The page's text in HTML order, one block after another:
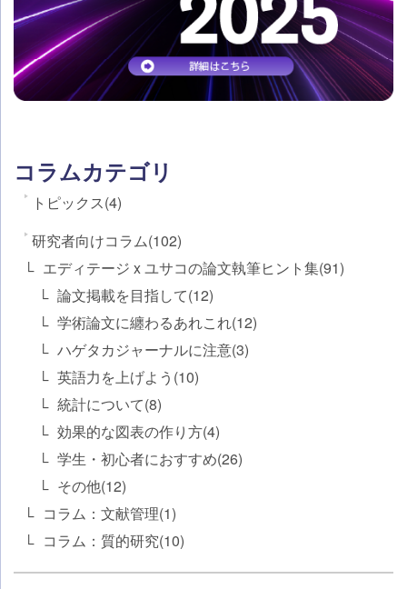
コラムカテゴリ
トピックス(4)
研究者向けコラム(102)
エディテージ x ユサコの論文執筆ヒント集(91)
論文掲載を目指して(12)
学術論文に纏わるあれこれ(12)
ハゲタカジャーナルに注意(3)
英語力を上げよう(10)
統計について(8)
効果的な図表の作り方(4)
学生・初心者におすすめ(26)
その他(12)
コラム：文献管理(1)
コラム：質的研究(10)